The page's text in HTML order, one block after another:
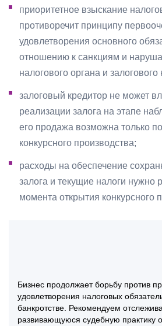
приоритетное взыскание
противоречит принципу
удовлетворения основного
отношению к санкциям и
налогового органа и залогового
залоговый кредитор не может
реализации залога на этапе
его продажа возможна только
конкурсного производства;
расходы на обеспечение
залога и текущие налоги нужно
момента открытия конкурсного
Бизнес продолжает борьбу против
удовлетворения налоговых
банкротстве. Рекомендуем
развивающуюся судебную практику